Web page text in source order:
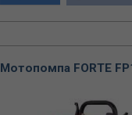
Мотопомпа FORTE